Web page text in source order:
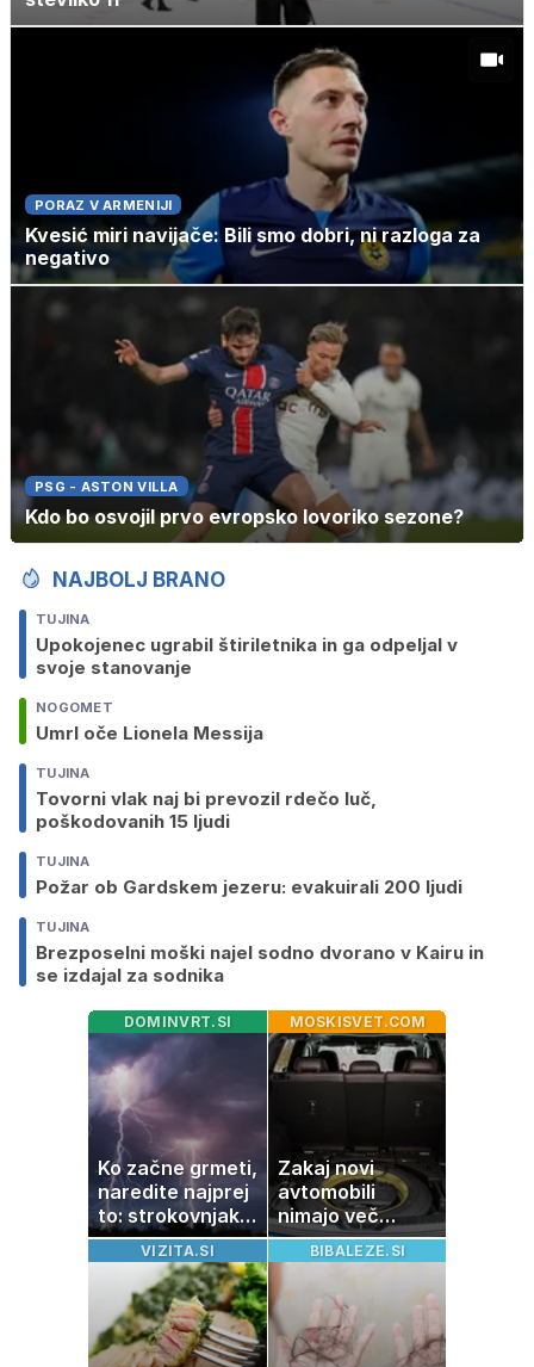
PORAZ V ARMENIJI
Kvesić miri navijače: Bili smo dobri, ni razloga za
negativo
PSG - ASTON VILLA
Kdo bo osvojil prvo evropsko lovoriko sezone?
NAJBOLJ BRANO
TUJINA
Upokojenec ugrabil štiriletnika in ga odpeljal v
svoje stanovanje
NOGOMET
Umrl oče Lionela Messija
TUJINA
Tovorni vlak naj bi prevozil rdečo luč,
poškodovanih 15 ljudi
TUJINA
Požar ob Gardskem jezeru: evakuirali 200 ljudi
TUJINA
Brezposelni moški najel sodno dvorano v Kairu in
se izdajal za sodnika
DOMINVRT.SI
Ko začne grmeti,
naredite najprej
to: strokovnjaki
opozarjajo na
pogosto napako
MOSKISVET.COM
Zakaj novi
avtomobili
nimajo več
rezervne gume?
VIZITA.SI BIBALEZE.SI